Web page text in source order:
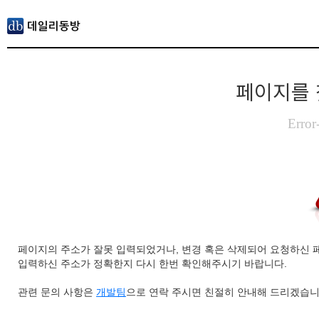
페이지를
페이지의 주소가 잘못 입력되었거나, 변경 혹은 삭제되어 요청하신
입력하신 주소가 정확한지 다시 한번 확인해주시기 바랍니다.
관련 문의 사항은 개발팀 으로 연락 주시면 친절히 안내해 드리겠습